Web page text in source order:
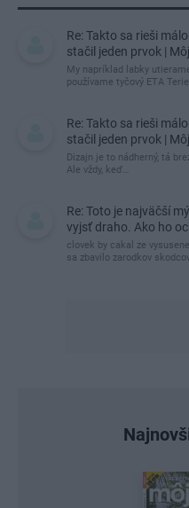
Re: Takto sa rieši
stačil jeden prvok |
My napríklad labky
používame tyčový ETA
Re: Takto sa rieši
stačil jeden prvok |
Dizajn je to nádherný, tá
Ale vždy, keď…
Re: Toto je najväčší
vyjsť draho. Ako ho
clovek by cakal ze
sa zbavilo zarodkov